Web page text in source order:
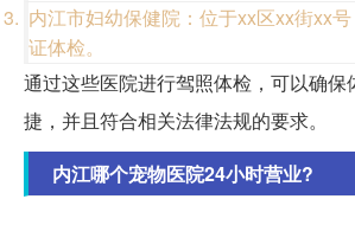
内江市妇幼保健院：位于xx区xx街xx
证体检。
通过这些医院进行驾照体检，可以确保
捷，并且符合相关法律法规的要求。
内江哪个宠物医院24小时营业?